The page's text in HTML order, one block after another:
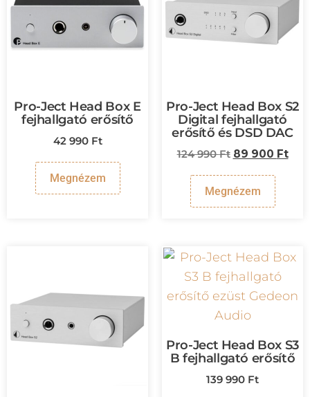
Pro-Ject Head Box E
fejhallgató erősítő
42 990 Ft
Megnézem
Pro-Ject Head Box S2
Digital fejhallgató
erősítő és DSD DAC
124 990Ft 89 900 Ft
Megnézem
Pro-Ject Head Box S3
B fejhallgató erősítő
139 990 Ft